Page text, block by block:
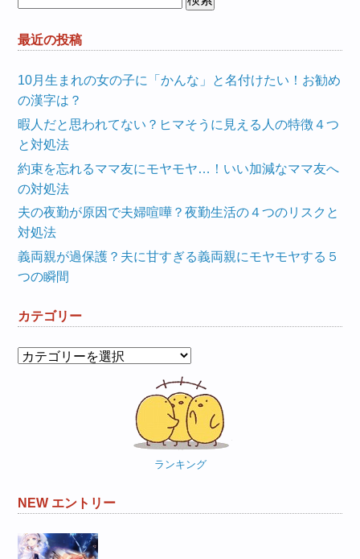
最近の投稿
10月生まれの女の子に「かんな」と名付けたい！お勧め
の漢字は？
暇人だと思われてない？ヒマそうに見える人の特徴４つ
と対処法
約束を忘れるママ友にモヤモヤ…！いい加減なママ友へ
の対処法
夫の夜勤が原因で夫婦喧嘩？夜勤生活の４つのリスクと
対処法
義両親が過保護？夫に甘すぎる義両親にモヤモヤする５
つの瞬間
カテゴリー
カ
ランキング
NEW エントリー